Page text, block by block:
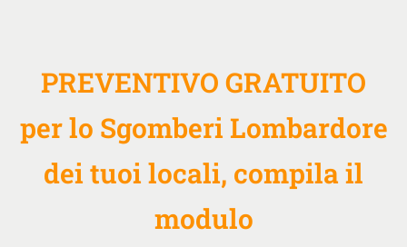
PREVENTIVO GRATUITO
per lo Sgomberi Lombardore
dei tuoi locali, compila il
modulo